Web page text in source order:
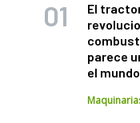
El
parece
el